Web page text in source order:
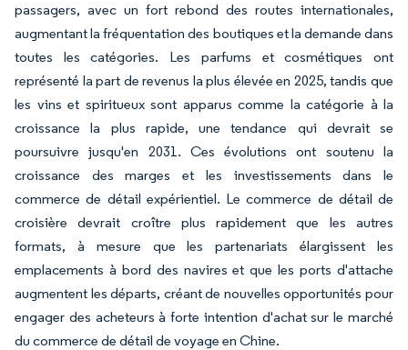
passagers, avec un fort rebond des routes internationales,
augmentant la fréquentation des boutiques et la demande dans
toutes les catégories. Les parfums et cosmétiques ont
représenté la part de revenus la plus élevée en 2025, tandis que
les vins et spiritueux sont apparus comme la catégorie à la
croissance la plus rapide, une tendance qui devrait se
poursuivre jusqu'en 2031. Ces évolutions ont soutenu la
croissance des marges et les investissements dans le
commerce de détail expérientiel. Le commerce de détail de
croisière devrait croître plus rapidement que les autres
formats, à mesure que les partenariats élargissent les
emplacements à bord des navires et que les ports d'attache
augmentent les départs, créant de nouvelles opportunités pour
engager des acheteurs à forte intention d'achat sur le marché
du commerce de détail de voyage en Chine.